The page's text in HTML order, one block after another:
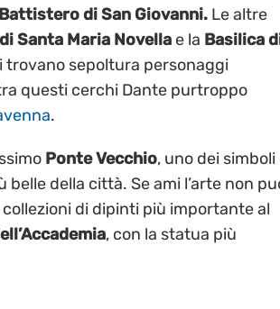
Battistero di San Giovanni. Le altre
Santa Maria Novella e la Basilica
trovano sepoltura personaggi
questi cerchi Dante purtroppo
.
Ponte Vecchio, uno dei simboli
della città. Se ami l’arte non
di dipinti più importante al
, con la statua più